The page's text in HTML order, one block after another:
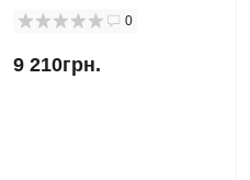
0
9 210грн.